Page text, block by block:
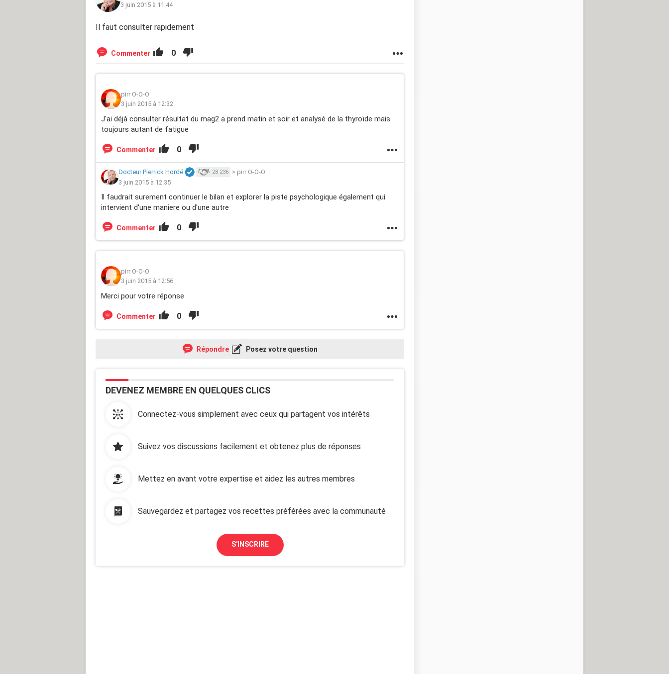
3 juin 2015 à 11:44
Il faut consulter rapidement
Commenter 0
pirr O-O-O
3 juin 2015 à 12:32
J'ai déjà consulter résultat du mag2 a prend matin et soir et analysé de la thyroïde mais
toujours autant de fatigue
Commenter 0
Docteur Pierrick Hordé 28 236 > pirr O-O-O
3 juin 2015 à 12:35
Il faudrait surement continuer le bilan et explorer la piste psychologique également qui
intervient d'une maniere ou d'une autre
Commenter 0
pirr O-O-O
3 juin 2015 à 12:56
Merci pour votre réponse
Commenter 0
Répondre Posez votre question
DEVENEZ MEMBRE EN QUELQUES CLICS
Connectez-vous simplement avec ceux qui partagent vos intérêts
Suivez vos discussions facilement et obtenez plus de réponses
Mettez en avant votre expertise et aidez les autres membres
Sauvegardez et partagez vos recettes préférées avec la communauté
S'INSCRIRE